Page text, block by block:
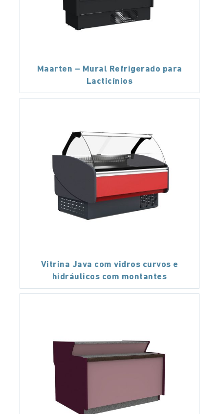
Maarten – Mural Refrigerado para
Lacticínios
Vitrina Java com vidros curvos e
hidráulicos com montantes